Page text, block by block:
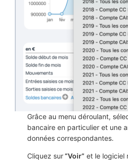
Grâce au menu déroulant,
bancaire en particulier et une
données correspondantes.
Cliquez sur“Voir” et le logiciel